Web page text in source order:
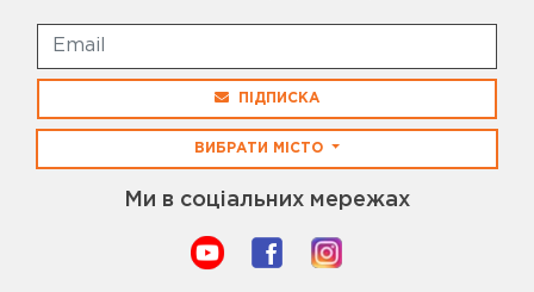
ПІДПИСКА
ВИБРАТИ МІСТО
Ми в соціальних мережах